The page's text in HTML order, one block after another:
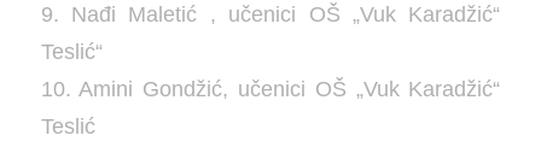
9. Nađi Maletić , učenici OŠ „Vuk Karadžić“
Teslić“
10. Amini Gondžić, učenici OŠ „Vuk Karadžić“
Teslić